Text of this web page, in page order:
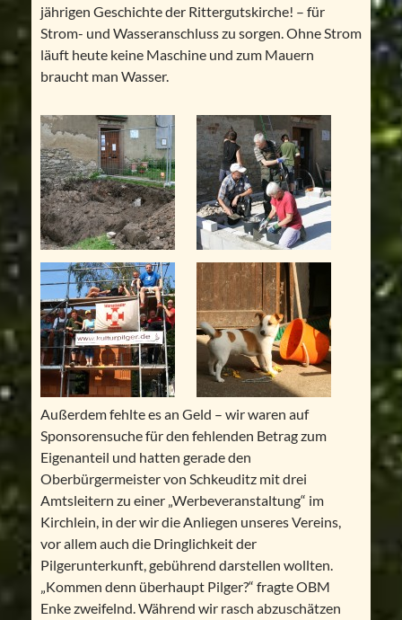
jährigen Geschichte der Rittergutskirche! – für
Strom- und Wasseranschluss zu sorgen. Ohne Strom
läuft heute keine Maschine und zum Mauern
braucht man Wasser.
Außerdem fehlte es an Geld – wir waren auf
Sponsorensuche für den fehlenden Betrag zum
Eigenanteil und hatten gerade den
Oberbürgermeister von Schkeuditz mit drei
Amtsleitern zu einer „Werbeveranstaltung“ im
Kirchlein, in der wir die Anliegen unseres Vereins,
vor allem auch die Dringlichkeit der
Pilgerunterkunft, gebührend darstellen wollten.
„Kommen denn überhaupt Pilger?“ fragte OBM
Enke zweifelnd. Während wir rasch abzuschätzen